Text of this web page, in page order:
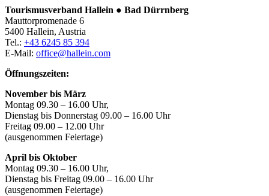
Tourismusverband Hallein ● Bad Dürrnberg
Mauttorpromenade 6
5400 Hallein, Austria
Tel.: +43 6245 85 394
E-Mail: office@hallein.com
Öffnungszeiten:
November bis März
Montag 09.30 – 16.00 Uhr,
Dienstag bis Donnerstag 09.00 – 16.00 Uhr
Freitag 09.00 – 12.00 Uhr
(ausgenommen Feiertage)
April bis Oktober
Montag 09.30 – 16.00 Uhr,
Dienstag bis Freitag 09.00 – 16.00 Uhr
(ausgenommen Feiertage)